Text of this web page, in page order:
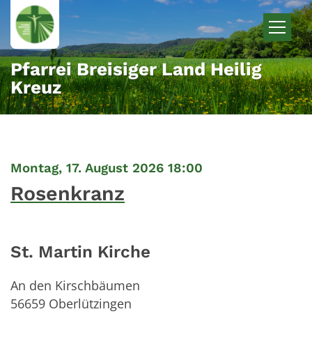
Zum Inhalt springen
Pfarrei Breisiger Land Heilig
Kreuz
Montag, 17. August 2026 18:00
Rosenkranz
St. Martin Kirche
An den Kirschbäumen
56659 Oberlützingen